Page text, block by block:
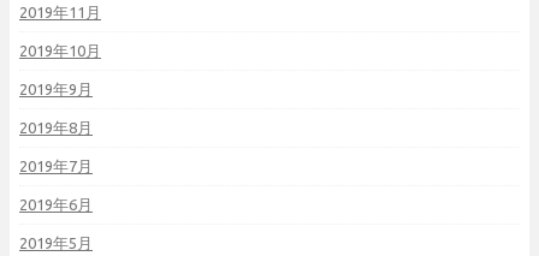
2019年11月
2019年10月
2019年9月
2019年8月
2019年7月
2019年6月
2019年5月